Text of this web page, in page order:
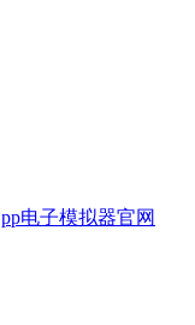
pp电子模拟器官网